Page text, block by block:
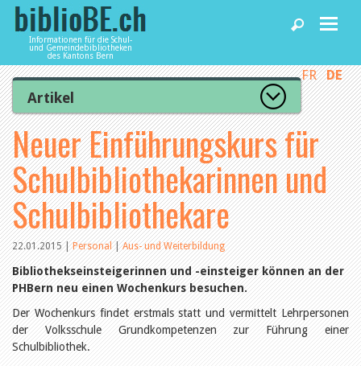
Informationen für die Schul-
und Gemeindebibliotheken
des Kantons Bern
Home
News und Fachbeiträge
Bibliotheken
Agenda
Dienstleistungen
biblioBE nutzen
FR DE
Artikel
Zur Artikelübersicht
Lesenswert
Gut bewertet
Kategorien
Aus dem Amt für Kultur
Aus der Kommission
Aus den Bibliotheken
Organisation
Raum und Infrastruktur
Bestand
Benutzung
Finanzen
Personal
Qualitätsmanagement
Recht und Politik
Neuer Einführungskurs für
Schulbibliothekarinnen und
Schulbibliothekare
22.01.2015|Personal|Aus- und Weiterbildung
Bibliothekseinsteigerinnen und -einsteiger können an der
PHBern neu einen Wochenkurs besuchen.
Der Wochenkurs findet erstmals statt und vermittelt Lehrpersonen
der Volksschule Grundkompetenzen zur Führung einer
Schulbibliothek.